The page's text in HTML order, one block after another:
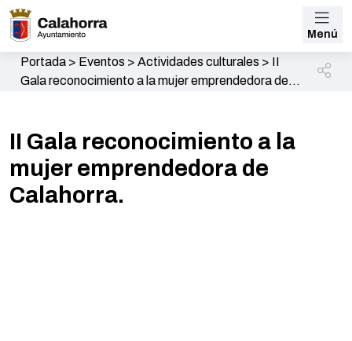
Menú
Portada> Eventos > Actividades culturales > II
Gala reconocimiento a la mujer emprendedora de
II Gala reconocimiento a la
mujer emprendedora de
Calahorra.